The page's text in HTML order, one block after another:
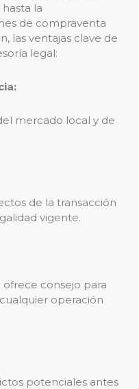
la
de compraventa
las ventajas clave de
legal:
mercado local y de
de la transacción
vigente.
consejo para
operación
potenciales antes